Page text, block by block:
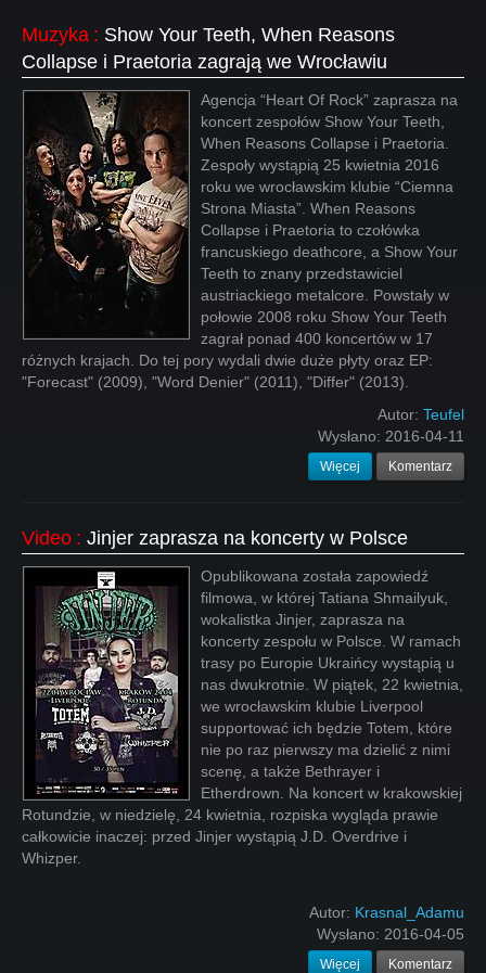
Muzyka : Show Your Teeth, When Reasons
Collapse i Praetoria zagrają we Wrocławiu
Agencja “Heart Of Rock” zaprasza na
koncert zespołów Show Your Teeth,
When Reasons Collapse i Praetoria.
Zespoły wystąpią 25 kwietnia 2016
roku we wrocławskim klubie “Ciemna
Strona Miasta”. When Reasons
Collapse i Praetoria to czołówka
francuskiego deathcore, a Show Your
Teeth to znany przedstawiciel
austriackiego metalcore. Powstały w
połowie 2008 roku Show Your Teeth
zagrał ponad 400 koncertów w 17
różnych krajach. Do tej pory wydali dwie duże płyty oraz EP:
"Forecast" (2009), "Word Denier" (2011), "Differ" (2013).
Autor: Teufel
Wysłano: 2016-04-11
Więcej Komentarz
Video : Jinjer zaprasza na koncerty w Polsce
Opublikowana została zapowiedź
filmowa, w której Tatiana Shmailyuk,
wokalistka Jinjer, zaprasza na
koncerty zespołu w Polsce. W ramach
trasy po Europie Ukraińcy wystąpią u
nas dwukrotnie. W piątek, 22 kwietnia,
we wrocławskim klubie Liverpool
supportować ich będzie Totem, które
nie po raz pierwszy ma dzielić z nimi
scenę, a także Bethrayer i
Etherdrown. Na koncert w krakowskiej
Rotundzie, w niedzielę, 24 kwietnia, rozpiska wygląda prawie
całkowicie inaczej: przed Jinjer wystąpią J.D. Overdrive i
Whizper.
Autor: Krasnal_Adamu
Wysłano: 2016-04-05
Więcej Komentarz